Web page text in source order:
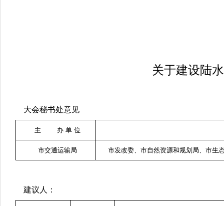
关于建设陆
大会秘书处意见
主 办 单 位
市交通运输局 市发改委、市自然资源和规划局、市生
建议人：